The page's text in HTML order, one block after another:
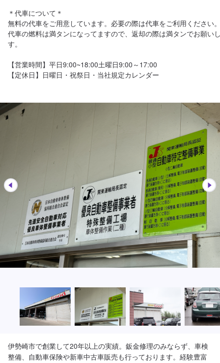
＊代車について＊
無料の代車をご用意しています。必要の際は代車をご利用ください
代車の燃料は満タンになってますので、返却の際は満タンでお願い
す。
【営業時間】平日9:00~18:00土曜日9:00～17:00
伊勢崎市で創業して20年以上の実績。鈑金修理のみならず、車検
整備、自動車保険や新車中古車販売も行っております。経験豊富